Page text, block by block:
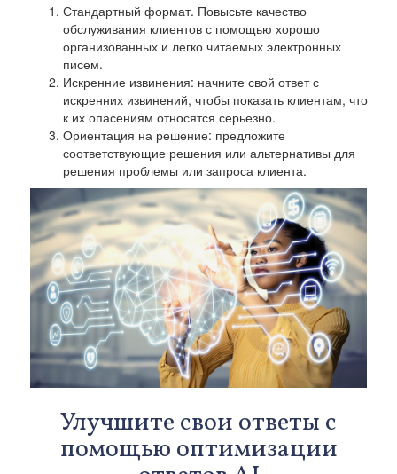
Стандартный формат. Повысьте качество
обслуживания клиентов с помощью хорошо
организованных и легко читаемых электронных
писем.
Искренние извинения: начните свой ответ с
искренних извинений, чтобы показать клиентам, что
к их опасениям относятся серьезно.
Ориентация на решение: предложите
соответствующие решения или альтернативы для
решения проблемы или запроса клиента.
Улучшите свои ответы с
помощью оптимизации